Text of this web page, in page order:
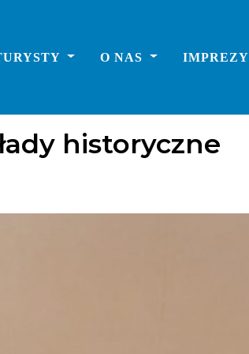
O NAS IMPREZY
historyczne